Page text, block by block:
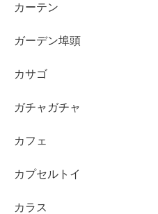
カーテン
ガーデン埠頭
カサゴ
ガチャガチャ
カフェ
カプセルトイ
カラス